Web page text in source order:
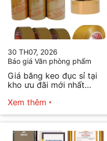
30 TH07, 2026
Báo giá Văn phòng phẩm
Giá băng keo đục sỉ tại
kho ưu đãi mới nhất
Xem thêm